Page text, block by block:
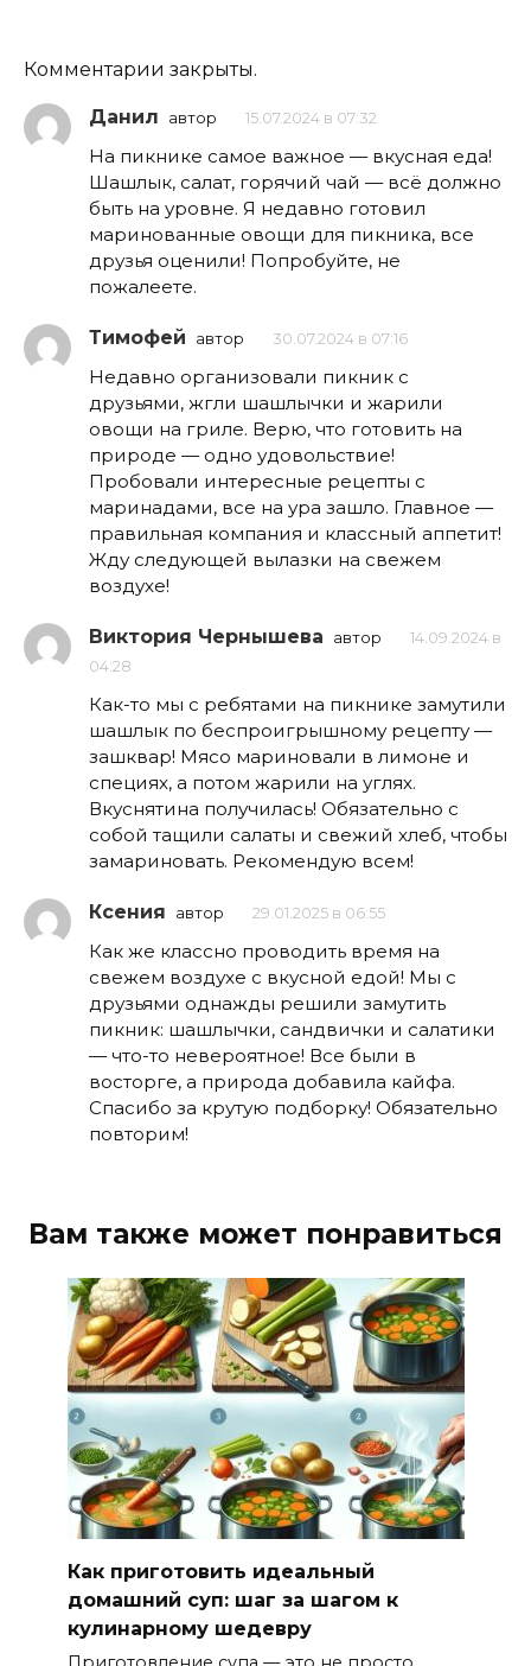
Комментарии закрыты.
Данил автор 15.07.2024 в 07:32
На пикнике самое важное — вкусная еда!
Шашлык, салат, горячий чай — всё должно
быть на уровне. Я недавно готовил
маринованные овощи для пикника, все
друзья оценили! Попробуйте, не
пожалеете.
Тимофей автор 30.07.2024 в 07:16
Недавно организовали пикник с
друзьями, жгли шашлычки и жарили
овощи на гриле. Верю, что готовить на
природе — одно удовольствие!
Пробовали интересные рецепты с
маринадами, все на ура зашло. Главное —
правильная компания и классный аппетит!
Жду следующей вылазки на свежем
воздухе!
Виктория Чернышева автор
14.09.2024 в
04:28
Как-то мы с ребятами на пикнике замутили
шашлык по беспроигрышному рецепту —
зашквар! Мясо мариновали в лимоне и
специях, а потом жарили на углях.
Вкуснятина получилась! Обязательно с
собой тащили салаты и свежий хлеб, чтобы
замариновать. Рекомендую всем!
Ксения автор 29.01.2025 в 06:55
Как же классно проводить время на
свежем воздухе с вкусной едой! Мы с
друзьями однажды решили замутить
пикник: шашлычки, сандвички и салатики
— что-то невероятное! Все были в
восторге, а природа добавила кайфа.
Спасибо за крутую подборку! Обязательно
повторим!
Вам также может понравиться
Как приготовить идеальный
домашний суп: шаг за шагом к
кулинарному шедевру